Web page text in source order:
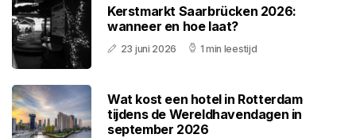
Kerstmarkt Saarbrücken 2026:
wanneer en hoe laat?
23 juni 2026 1 min leestijd
Wat kost een hotel in Rotterdam
tijdens de Wereldhavendagen in
september 2026